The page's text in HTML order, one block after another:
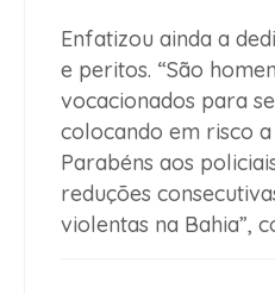
Enfatizou ainda a
e peritos. “São
vocacionados para
colocando em risco
Parabéns aos
reduções
violentas na Bahia”,